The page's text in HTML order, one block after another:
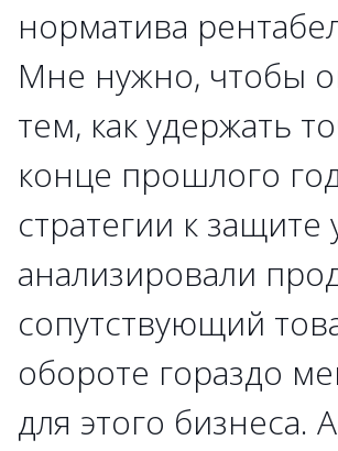
норматива
Мне нужно, чтобы
тем, как удержать
конце прошлого
стратегии к
анализировали
сопутствующий
обороте гораздо
для этого бизнеса.